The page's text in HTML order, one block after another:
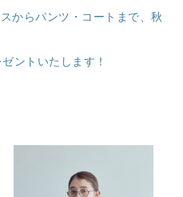
からパンツ・コートまで、秋
ントいたします！